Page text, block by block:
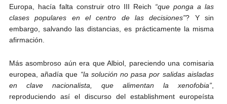
Europa, hacía falta construir otro III Reich “que ponga a las
clases populares en el centro de las decisiones”? Y sin
embargo, salvando las distancias, es prácticamente la misma
afirmación.
Más asombroso aún era que Albiol, pareciendo una comisaria
europea, añadía que “la solución no pasa por salidas aisladas
en clave nacionalista, que alimentan la xenofobia”,
reproduciendo así el discurso del establishment europeísta